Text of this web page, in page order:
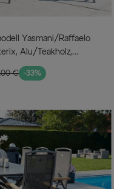
Alu/Teakholz,
, 2 Klappstühle
€ -33%